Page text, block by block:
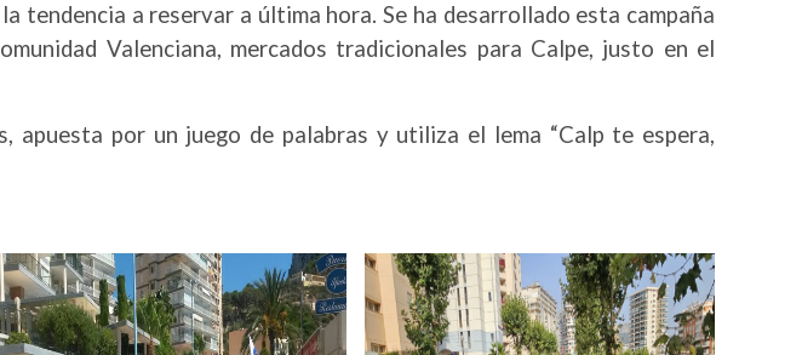
a reservar a última hora. Se ha desarrollado esta campaña
Valenciana, mercados tradicionales para Calpe, justo en el
apuesta por un juego de palabras y utiliza el lema “Calp te espera,